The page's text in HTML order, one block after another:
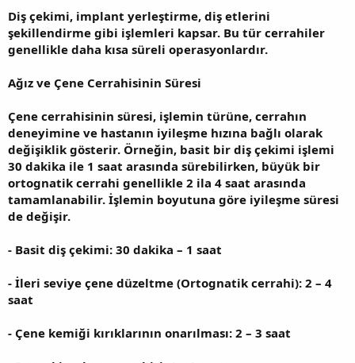
Diş çekimi, implant yerleştirme, diş etlerini
şekillendirme gibi işlemleri kapsar. Bu tür cerrahiler
genellikle daha kısa süreli operasyonlardır.
Ağız ve Çene Cerrahisinin Süresi
Çene cerrahisinin süresi, işlemin türüne, cerrahın
deneyimine ve hastanın iyileşme hızına bağlı olarak
değişiklik gösterir. Örneğin, basit bir diş çekimi işlemi
30 dakika ile 1 saat arasında sürebilirken, büyük bir
ortognatik cerrahi genellikle 2 ila 4 saat arasında
tamamlanabilir. İşlemin boyutuna göre iyileşme süresi
de değişir.
- Basit diş çekimi: 30 dakika – 1 saat
- İleri seviye çene düzeltme (Ortognatik cerrahi): 2 – 4
saat
- Çene kemiği kırıklarının onarılması: 2 – 3 saat